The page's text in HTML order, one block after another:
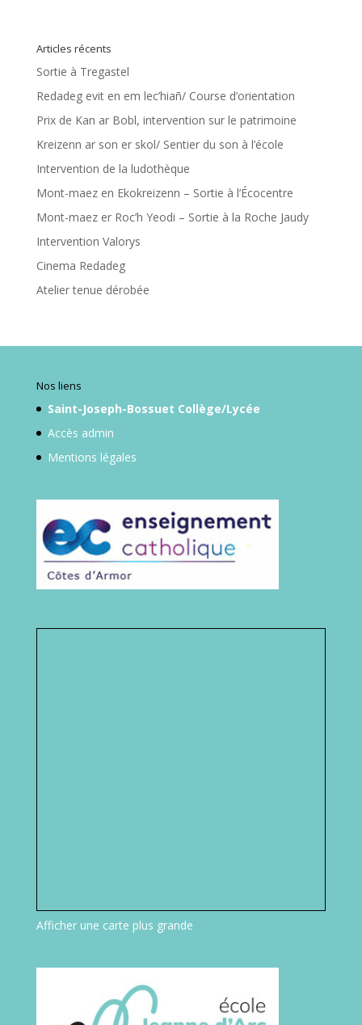
Articles récents
Sortie à Tregastel
Redadeg evit en em lec’hiañ/ Course d’orientation
Prix de Kan ar Bobl, intervention sur le patrimoine
Kreizenn ar son er skol/ Sentier du son à l’école
Intervention de la ludothèque
Mont-maez en Ekokreizenn – Sortie à l’Écocentre
Mont-maez er Roc’h Yeodi – Sortie à la Roche Jaudy
Intervention Valorys
Cinema Redadeg
Atelier tenue dérobée
Nos liens
Saint-Joseph-Bossuet Collège/Lycée
Accès admin
Mentions légales
Afficher une carte plus grande